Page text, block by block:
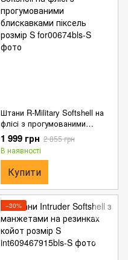
Штани R-Military Softshell на
флісі з прогумованими
блискавками піксель розмір
S
1 999 грн 2 855 грн
В наявності
Купити
−30%